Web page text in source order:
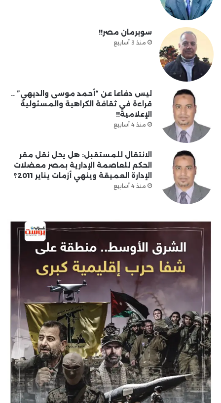
سوبرمان مصر!!
منذ 3 أسابيع
ليس دفاعا عن “أحمد موسى والديهي” ..
قراءة في ثقافة الكراهية والمسئولية
الإعلامية!!
منذ 4 أسابيع
الانتقال للمستقبل: هل يحل نقل مقر
الحكم للعاصمة الإدارية بمصر معضلات
الإدارة العميقة وينهي أزمات يناير 2011؟
منذ 4 أسابيع